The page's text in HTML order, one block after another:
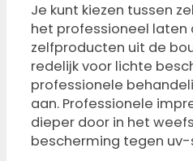
Je kunt kiezen tussen
het professioneel
zelfproducten uit de
redelijk voor lichte
professionele
aan. Professionele
dieper door in het
bescherming tegen